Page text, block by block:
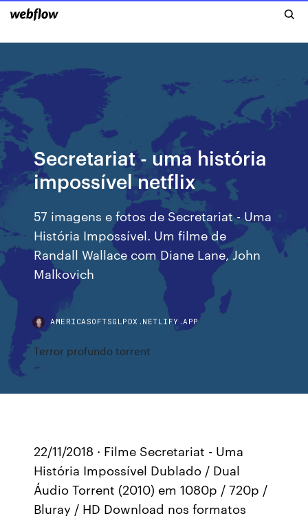
Secretariat - uma história
impossível netflix
57 imagens e fotos de Secretariat - Uma
História Impossível. Um filme de
Randall Wallace com Diane Lane, John
Malkovich
AMERICASOFTSGLPDX.NETLIFY.APP
Terror profundo torrent
22/11/2018 · Filme Secretariat - Uma
História Impossível Dublado / Dual
Áudio Torrent (2010) em 1080p / 720p /
Bluray / HD Download nos formatos